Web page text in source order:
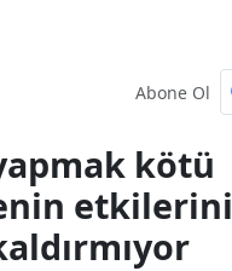
Abone Ol
kötü
etkilerini